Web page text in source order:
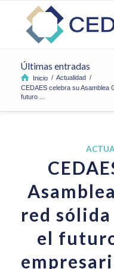
Últimas entradas
Inicio / Actualidad /
CEDAES celebra su Asamblea
futuro ...
red
el